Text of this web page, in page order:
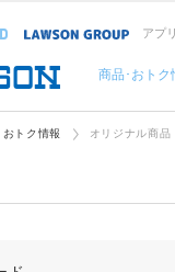
アプリ
商品･おトク
おトク情報 オリジナル商品